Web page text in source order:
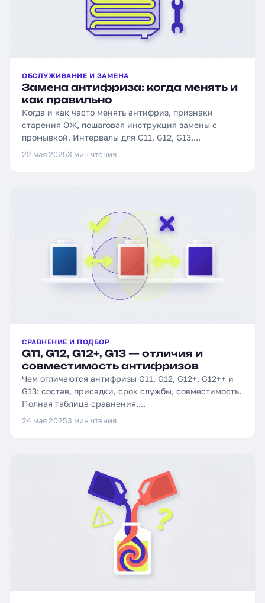
ОБСЛУЖИВАНИЕ И ЗАМЕНА
Замена антифриза: когда менять и
как правильно
Когда и как часто менять антифриз, признаки
старения ОЖ, пошаговая инструкция замены с
промывкой. Интервалы для G11, G12, G13....
22 мая 20253 мин чтения
СРАВНЕНИЕ И ПОДБОР
G11, G12, G12+, G13 — отличия и
совместимость антифризов
Чем отличаются антифризы G11, G12, G12+, G12++ и
G13: состав, присадки, срок службы, совместимость.
Полная таблица сравнения....
24 мая 20253 мин чтения